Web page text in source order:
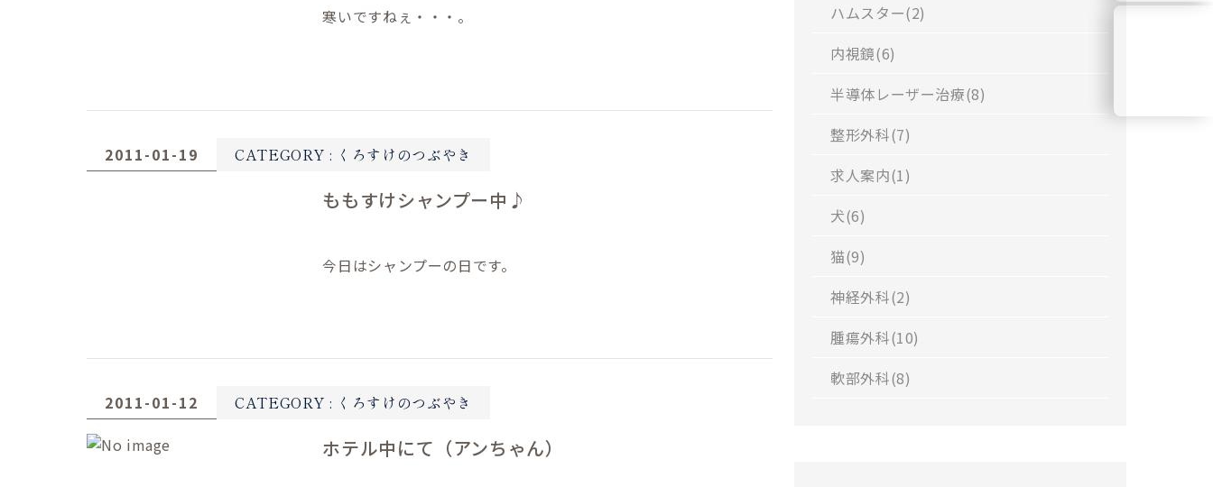
寒いですねぇ・・・。
2011-01-19 CATEGORY : くろすけのつぶやき
ももすけシャンプー中♪
今日はシャンプーの日です。
2011-01-12 CATEGORY : くろすけのつぶやき
ホテル中にて（アンちゃん）
ハムスター(2)
内視鏡(6)
半導体レーザー治療(8)
整形外科(7)
求人案内(1)
犬(6)
猫(9)
神経外科(2)
腫瘍外科(10)
軟部外科(8)